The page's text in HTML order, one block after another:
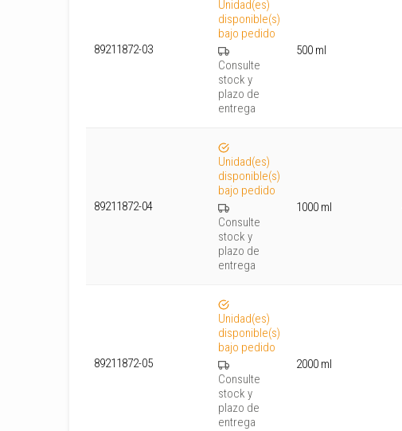
89211872-03
Unidad(es)
disponible(s)
bajo pedido
Consulte
stock y
plazo de
entrega
500 ml
89211872-04
Unidad(es)
disponible(s)
bajo pedido
Consulte
stock y
plazo de
entrega
1000 ml
89211872-05
Unidad(es)
disponible(s)
bajo pedido
Consulte
stock y
plazo de
entrega
2000 ml